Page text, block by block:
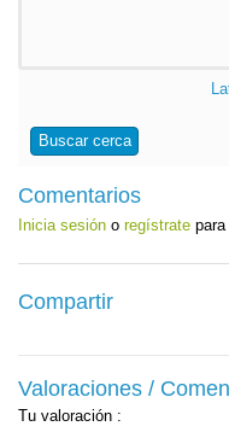
Buscar cerca
Comentarios
Inicia sesión o regístrate
Compartir
Valoraciones /
Tu valoración :